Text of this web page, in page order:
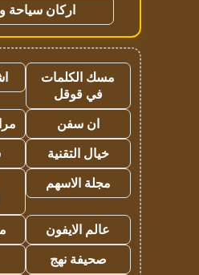
اركان سياحة
مسك الكلمات
في قوقل
ان سفن
خيال التقنية
مجلة الاسهم
عالم الايفون
صحيفة نهج